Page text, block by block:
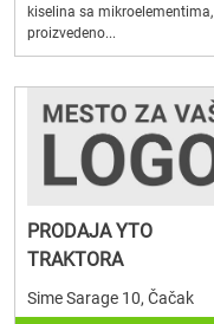
kiselina sa mikroelementima,
proizvedeno...
PRODAJA YTO
TRAKTORA
Sime Sarage 10, Čačak